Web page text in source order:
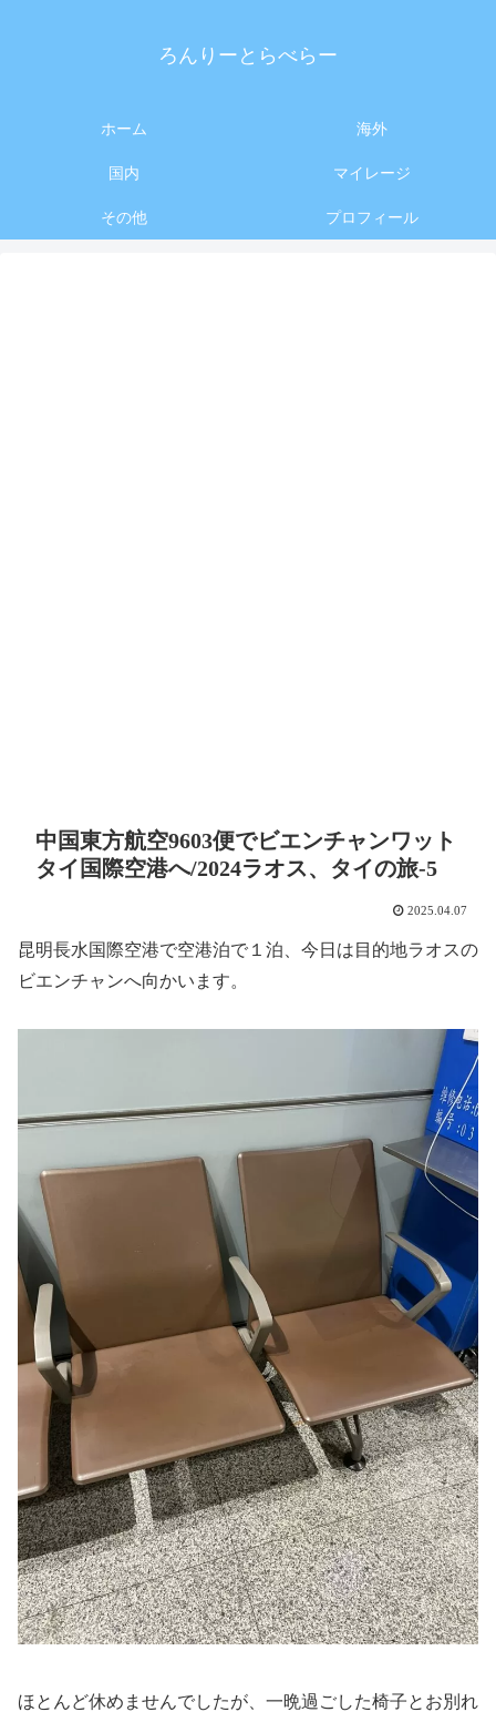
ろんりーとらべらー
ホーム 海外
国内 マイレージ
その他 プロフィール
中国東方航空9603便でビエンチャンワット
タイ国際空港へ/2024ラオス、タイの旅-5
2025.04.07
昆明長水国際空港で空港泊で１泊、今日は目的地ラオスの
ビエンチャンへ向かいます。
ほとんど休めませんでしたが、一晩過ごした椅子とお別れ